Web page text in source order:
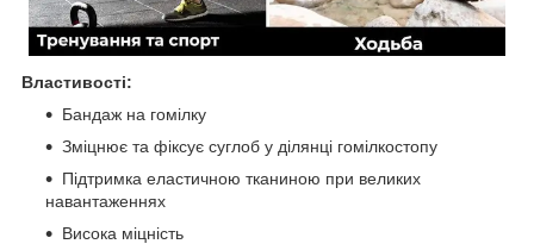
Властивості:
Бандаж на гомілку
Зміцнює та фіксує суглоб у ділянці гомілкостопу
Підтримка еластичною тканиною при великих
навантаженнях
Висока міцність